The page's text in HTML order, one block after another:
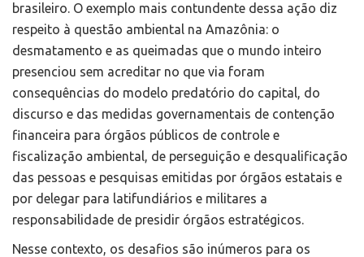
brasileiro. O exemplo mais contundente dessa ação diz
respeito à questão ambiental na Amazônia: o
desmatamento e as queimadas que o mundo inteiro
presenciou sem acreditar no que via foram
consequências do modelo predatório do capital, do
discurso e das medidas governamentais de contenção
financeira para órgãos públicos de controle e
fiscalização ambiental, de perseguição e desqualificação
das pessoas e pesquisas emitidas por órgãos estatais e
por delegar para latifundiários e militares a
responsabilidade de presidir órgãos estratégicos.
Nesse contexto, os desafios são inúmeros para os